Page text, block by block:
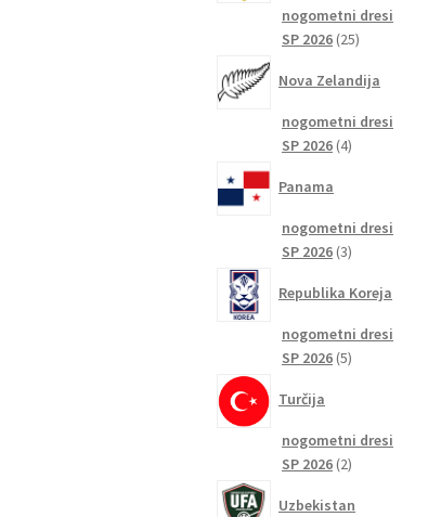
nogometni dresi
SP 2026 2525
Nova Zelandija
nogometni dresi
SP 2026 44
Panama
nogometni dresi
SP 2026 33
Republika Koreja
nogometni dresi
SP 2026 55
Turčija
nogometni dresi
SP 2026 22
Uzbekistan